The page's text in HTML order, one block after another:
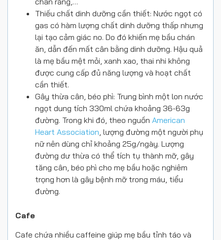
Thiếu chất dinh dưỡng cần thiết: Nước ngọt có
gas có hàm lượng chất dinh dưỡng thấp nhưng
lại tạo cảm giác no. Do đó khiến mẹ bầu chán
ăn, dẫn đến mất cân bằng dinh dưỡng. Hậu quả
là mẹ bầu mệt mỏi, xanh xao, thai nhi không
được cung cấp đủ năng lượng và hoạt chất
cần thiết.
Gây thừa cân, béo phì: Trung bình một lon nước
ngọt dung tích 330ml chứa khoảng 36-63g
đường. Trong khi đó, theo nguồn American
Heart Association , lượng đường một người phụ
nữ nên dùng chỉ khoảng 25g/ngày. Lượng
đường dư thừa có thể tích tụ thành mỡ, gây
tăng cân, béo phì cho mẹ bầu hoặc nghiêm
trọng hơn là gây bệnh mỡ trong máu, tiểu
đường.
Cafe
Cafe chứa nhiều caffeine giúp mẹ bầu tỉnh táo và